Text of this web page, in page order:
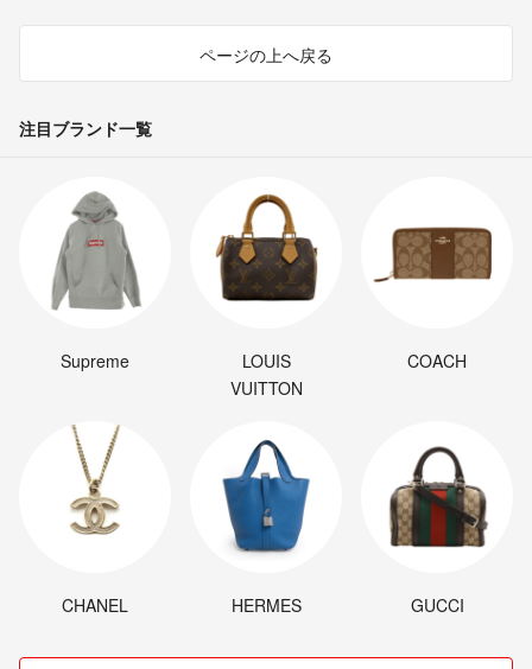
ページの上へ戻る
注目ブランド一覧
Supreme
LOUIS
VUITTON
COACH
CHANEL HERMES GUCCI